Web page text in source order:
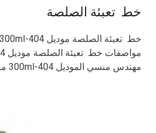
خط تعبئة الصلصة
مهندس منسي الموديل 404-300ml ماركة …